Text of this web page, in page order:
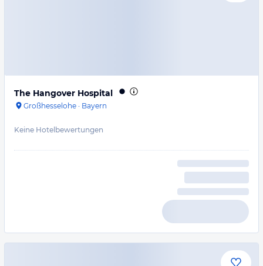
The Hangover Hospital
Großhesselohe · Bayern
Keine Hotelbewertungen